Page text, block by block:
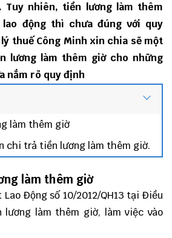
Tuy nhiên, tiền lương làm thêm
động thì chưa đúng với quy
thuế Công Minh xin chia sẽ một
lương làm thêm giờ cho những
nắm rõ quy định
làm thêm giờ
chi trả tiền lương làm thêm giờ.
làm thêm giờ
Lao Động số 10/2012/QH13 tại Điều
lương làm thêm giờ, làm việc vào